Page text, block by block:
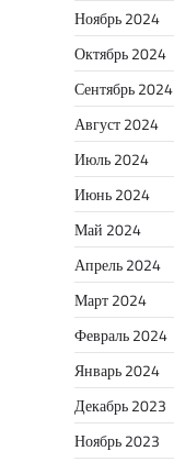
Ноябрь 2024
Октябрь 2024
Сентябрь 2024
Август 2024
Июль 2024
Июнь 2024
Май 2024
Апрель 2024
Март 2024
Февраль 2024
Январь 2024
Декабрь 2023
Ноябрь 2023